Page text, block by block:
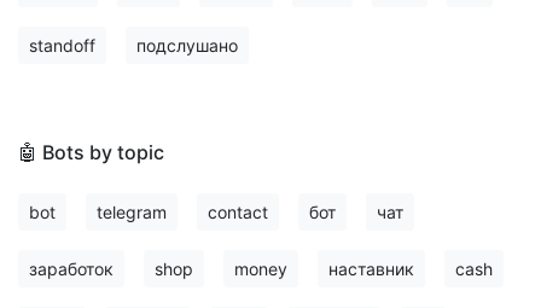
standoff подслушано
🤖 Bots by topic
bot telegram contact бот чат
заработок shop money наставник cash